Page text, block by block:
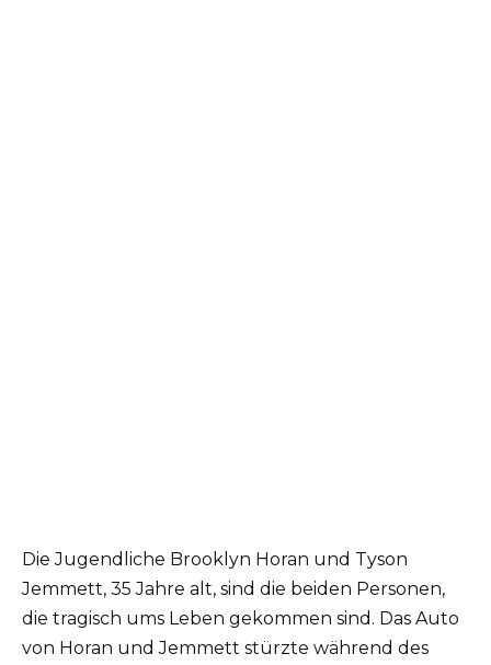
Die Jugendliche Brooklyn Horan und Tyson
Jemmett, 35 Jahre alt, sind die beiden Personen,
die tragisch ums Leben gekommen sind. Das Auto
von Horan und Jemmett stürzte während des